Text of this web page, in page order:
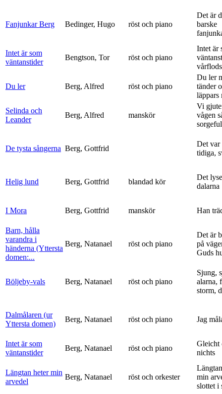
Fanjunkar Berg Bedinger, Hugo röst och piano
Det är
barske
Intet är som
väntanstider
Bengtson, Tor röst och piano
Intet är
Du ler Berg, Alfred röst och piano
Du ler
tänder
läppars
Selinda och
Leander
Berg, Alfred manskör
Vi
vågen
De tysta sångerna Berg, Gottfrid
Det var
tidiga,
Helig lund Berg, Gottfrid blandad kör
Det
dalarna
I Mora Berg, Gottfrid manskör Han
Barn, hålla
varandra i
händerna (Yttersta
domen:...
Berg, Natanael röst och piano
Det är
på
Guds
Böljeby-vals Berg, Natanael röst och piano
Sjung,
alarna,
storm,
Dalmålaren (ur
Yttersta domen)
Berg, Natanael röst och piano Jag
Intet är som
väntanstider
Berg, Natanael röst och piano
Gleicht
nichts
Längtan heter min
arvedel
Berg, Natanael röst och orkester
min
slottet i